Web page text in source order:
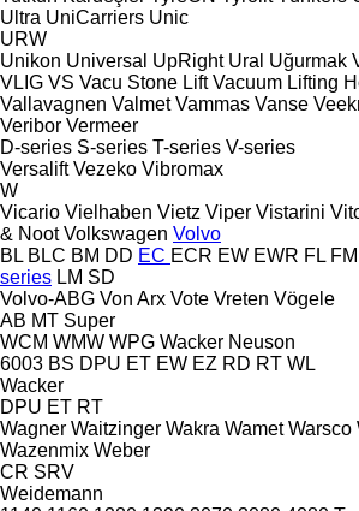
Ultra UniCarriers Unic
URW
Unikon Universal UpRight Ural Uğurmak
VLIG VS Vacu Stone Lift Vacuum Lifting
Vallavagnen Valmet Vammas Vanse
Veribor Vermeer
D-series S-series T-series V-series
Versalift Vezeko Vibromax
W
Vicario Vielhaben Vietz Viper Vistarini
& Noot Volkswagen Volvo
BL BLC BM DD EC ECR EW EWR FL FM
series LM SD
Volvo-ABG Von Arx Vote Vreten Vögele
AB MT Super
WCM WMW WPG Wacker Neuson
6003 BS DPU ET EW EZ RD RT WL
Wacker
DPU ET RT
Wagner Waitzinger Wakra Wamet Warsco
Wazenmix Weber
CR SRV
Weidemann